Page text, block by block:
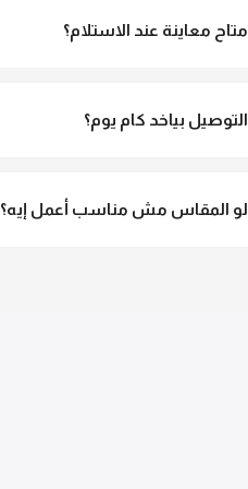
متاح معاينة عند الاستلام؟
التوصيل بياخد كام يوم؟
لو المقاس مش مناسب أعمل إيه؟